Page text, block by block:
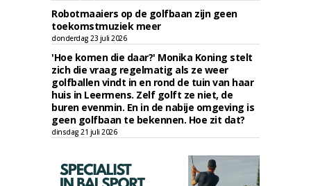
Robotmaaiers op de golfbaan zijn geen
toekomstmuziek meer
donderdag 23 juli 2026
'Hoe komen die daar?' Monika Koning stelt
zich die vraag regelmatig als ze weer
golfballen vindt in en rond de tuin van haar
huis in Leermens. Zelf golft ze niet, de
buren evenmin. En in de nabije omgeving is
geen golfbaan te bekennen. Hoe zit dat?
dinsdag 21 juli 2026